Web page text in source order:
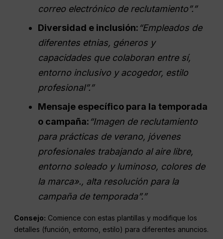
correo electrónico de reclutamiento”.”
Diversidad e inclusión: “Empleados de
diferentes etnias, géneros y
capacidades que colaboran entre sí,
entorno inclusivo y acogedor, estilo
profesional”.”
Mensaje específico para la temporada
o campaña: “Imagen de reclutamiento
para prácticas de verano, jóvenes
profesionales trabajando al aire libre,
entorno soleado y luminoso, colores de
la marca»., alta resolución para la
campaña de temporada”.”
Consejo: Comience con estas plantillas y modifique los
detalles (función, entorno, estilo) para diferentes anuncios.